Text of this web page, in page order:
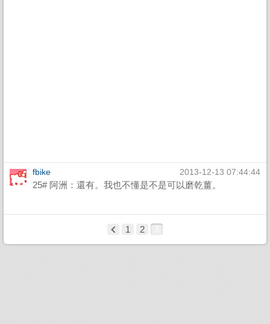
fbike 2013-12-13 07:44:44
25# 阿洲：還有。我也不懂是不是可以磨乾薑。
1 2